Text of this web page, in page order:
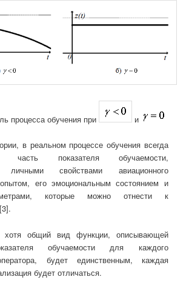
процесса обучения при и
в реальном процессе обучения всегда
часть показателя обучаемости,
личными свойствами авиационного
его эмоциональным состоянием и
которые можно отнести к
хотя общий вид функции, описывающей
обучаемости для каждого
будет единственным, каждая
будет отличаться.